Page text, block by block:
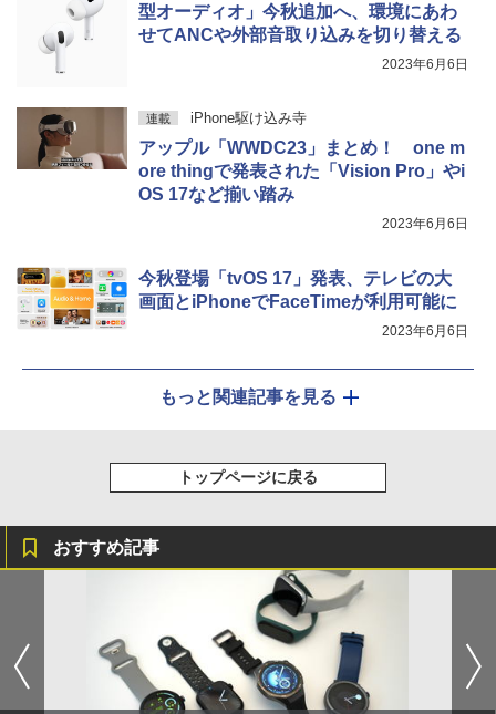
型オーディオ」今秋追加へ、環境にあわ
せてANCや外部音取り込みを切り替える
2023年6月6日
連載 iPhone駆け込み寺
アップル「WWDC23」まとめ！ one m
ore thingで発表された「Vision Pro」やi
OS 17など揃い踏み
2023年6月6日
今秋登場「tvOS 17」発表、テレビの大
画面とiPhoneでFaceTimeが利用可能に
2023年6月6日
もっと関連記事を見る
トップページに戻る
おすすめ記事